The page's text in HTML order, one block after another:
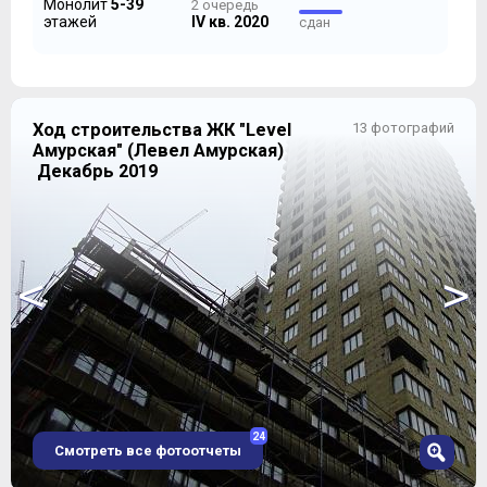
На официальном сайте ЖК «Level Амурская» Вам
встретится и другой термин, блок-квартал – не
смущайтесь, это все те же корпуса. Соответственно, 10
монолитных башен, это секции.
Монолит5-39
этажей
2 очередь
IV кв. 2020 сдан
13 фотографий
Ход строительства ЖК "Level
Амурская" (Левел Амурская)
Декабрь 2019
< >
Смотреть все фотоотчеты
24